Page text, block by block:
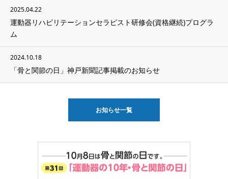
2025.04.22
運動器リハビリテーションセラピスト研修会(資格継続)プログラ
ム
2024.10.18
「骨と関節の日」神戸新聞記事掲載のお知らせ
お知らせ一覧